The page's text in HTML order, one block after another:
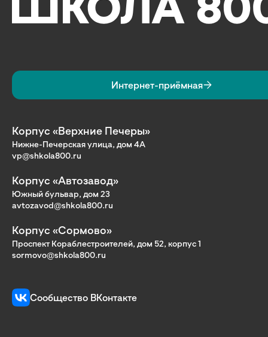
Интернет-приёмная
Корпус «Верхние Печеры»
Нижне-Печерская улица, дом 4А
vp@shkola800.ru
Корпус «Автозавод»
Южный бульвар, дом 23
avtozavod@shkola800.ru
Корпус «Сормово»
Проспект Кораблестроителей, дом 52, корпус 1
sormovo@shkola800.ru
Сообщество ВКонтакте